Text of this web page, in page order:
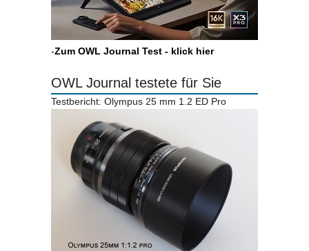
-Zum OWL Journal Test - klick hier
OWL Journal testete für Sie
Testbericht: Olympus 25 mm 1.2 ED Pro